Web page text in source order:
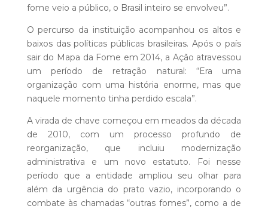
fome veio a público, o Brasil inteiro se envolveu”.
O percurso da instituição acompanhou os altos e
baixos das políticas públicas brasileiras. Após o país
sair do Mapa da Fome em 2014, a Ação atravessou
um período de retração natural: “Era uma
organização com uma história enorme, mas que
naquele momento tinha perdido escala”.
A virada de chave começou em meados da década
de 2010, com um processo profundo de
reorganização, que incluiu modernização
administrativa e um novo estatuto. Foi nesse
período que a entidade ampliou seu olhar para
além da urgência do prato vazio, incorporando o
combate às chamadas “outras fomes”, como a de